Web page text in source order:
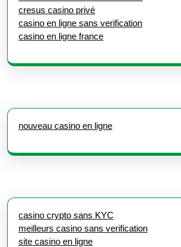
cresus casino privé
casino en ligne sans verification
casino en ligne france
nouveau casino en ligne
casino crypto sans KYC
meilleurs casino sans verification
site casino en ligne